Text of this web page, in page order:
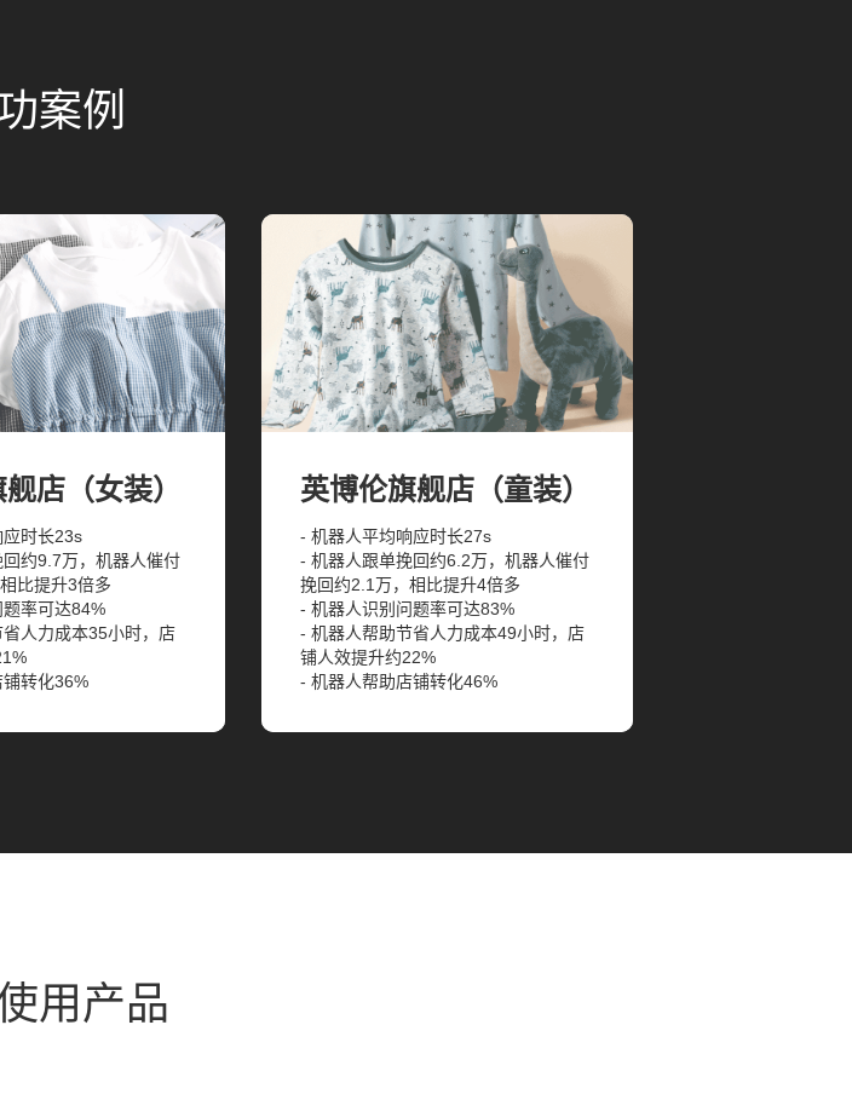
案例
店（女装）
时长23s
约9.7万，机器人催付
比提升3倍多
率可达84%
人力成本35小时，店
转化36%
英博伦旗舰店（童装）
- 机器人平均响应时长27s
- 机器人跟单挽回约6.2万，机器人催付
挽回约2.1万，相比提升4倍多
- 机器人识别问题率可达83%
- 机器人帮助节省人力成本49小时，店
铺人效提升约22%
- 机器人帮助店铺转化46%
用产品